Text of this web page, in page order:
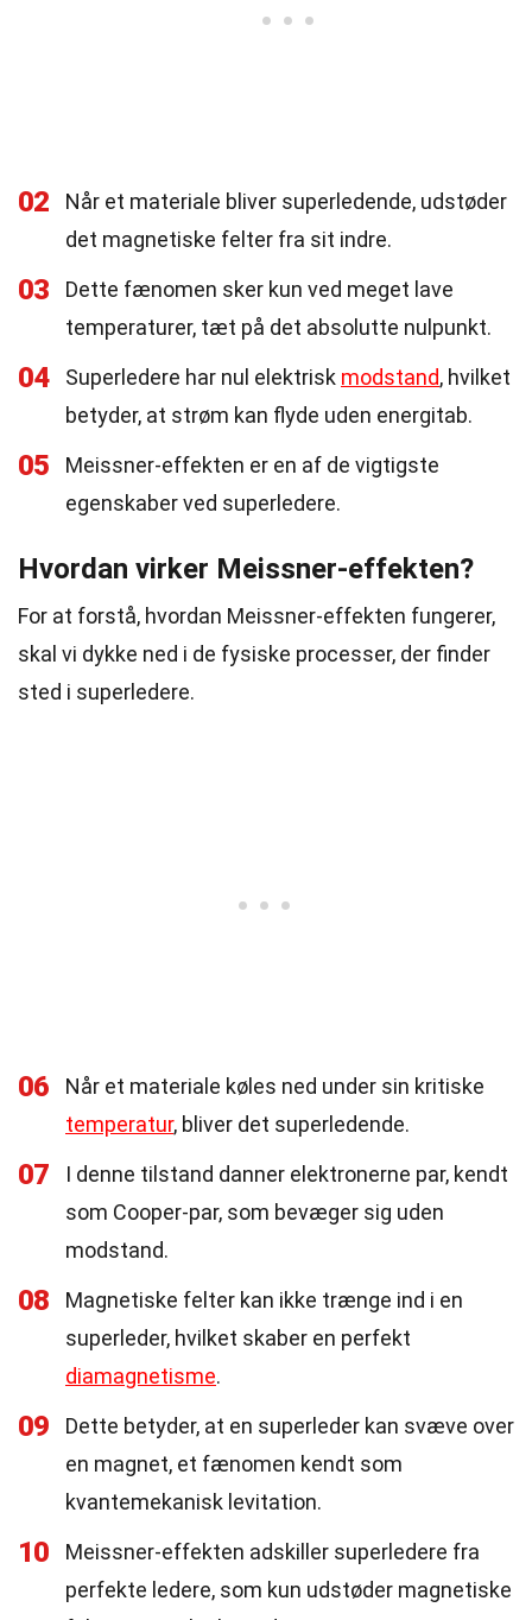
02
Når et materiale bliver superledende, udstøder
det magnetiske felter fra sit indre.
03
Dette fænomen sker kun ved meget lave
temperaturer, tæt på det absolutte nulpunkt.
04 Superledere har nul elektrisk modstand, hvilket
betyder, at strøm kan flyde uden energitab.
05
Meissner-effekten er en af de vigtigste
egenskaber ved superledere.
Hvordan virker Meissner-effekten?
For at forstå, hvordan Meissner-effekten fungerer,
skal vi dykke ned i de fysiske processer, der finder
sted i superledere.
06
Når et materiale køles ned under sin kritiske
temperatur, bliver det superledende.
07
I denne tilstand danner elektronerne par, kendt
som Cooper-par, som bevæger sig uden
modstand.
08
Magnetiske felter kan ikke trænge ind i en
superleder, hvilket skaber en perfekt
diamagnetisme.
09
Dette betyder, at en superleder kan svæve over
en magnet, et fænomen kendt som
kvantemekanisk levitation.
10
Meissner-effekten adskiller superledere fra
perfekte ledere, som kun udstøder magnetiske